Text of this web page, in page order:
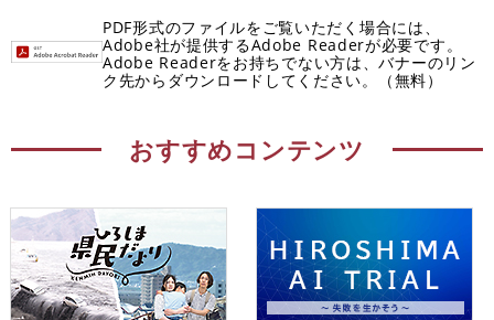
PDF形式のファイルをご覧いただく場合には、
Adobe社が提供するAdobe Readerが必要です。
Adobe Readerをお持ちでない方は、バナーのリン
ク先からダウンロードしてください。（無料）
おすすめコンテンツ